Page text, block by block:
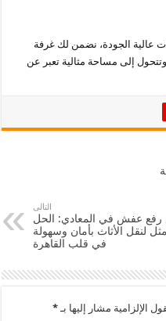
عالية الجودة، نضمن لك غرفة
إلى مساحة مثالية تعبر عن
التالى
عفش في المعادي: الحل
لنقل الأثاث بأمان وسهولة
في قلب القاهرة
الإلزامية مشار إليها بـ*